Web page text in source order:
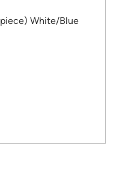
White/Blue